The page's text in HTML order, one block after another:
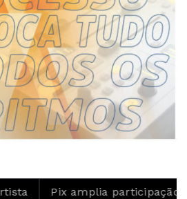
participação nos pagamentos